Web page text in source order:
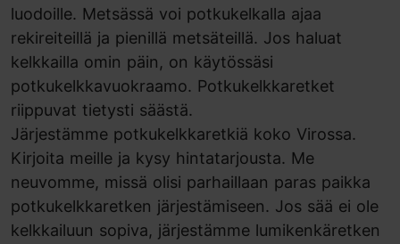
luodoille. Metsässä voi potkukelkalla ajaa
rekireiteillä ja pienillä metsäteillä. Jos haluat
kelkkailla omin päin, on käytössäsi
potkukelkkavuokraamo. Potkukelkkaretket
riippuvat tietysti säästä.
Järjestämme potkukelkkaretkiä koko Virossa.
Kirjoita meille ja kysy hintatarjousta. Me
neuvomme, missä olisi parhaillaan paras paikka
potkukelkkaretken järjestämiseen. Jos sää ei ole
kelkkailuun sopiva, järjestämme lumikenkäretken